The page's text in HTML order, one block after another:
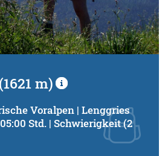
m)
Voralpen | Lenggries
Std. | Schwierigkeit (2